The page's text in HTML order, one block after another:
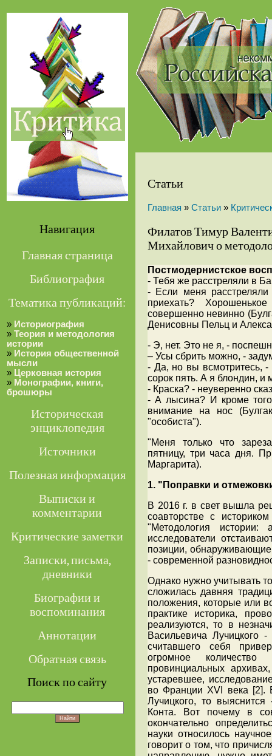
Навигация
Главная страница
Библиография
Тематика публикаций:
» Историография
» Теория и методология
истории
» История общественной
мысли
» Церковная история
» Монографии, книги,
брошюры
Историческая
энциклопедия
Источники
Полезная информация
Выписки и
комментарии
Критические заметки
Записки, письма,
дневники
Биографии и
воспоминания
Аннотации
Обратная связь
Поиск по сайту
Статьи
Главная » Статьи »
Филатов Тимур
Михайлович о
Постмодернистское
- Тебя же расстреляли в
- Если меня
приехать?
совершенно невинно
Денисовны Пельц и
- Э, нет. Это не я, -
– Усы сбрить можно, -
- Да, но вы всмотритесь, -
сорок пять. А я блондин, и
- Краска? - неуверенно
- А лысина? И кроме
внимание на нос
"особиста").
"Меня только что
пятницу, три часа дня.
Маргарита).
1. "Поправки и
В 2016 г. в свет вышла
соавторстве с
"Методология истории:
исследователи
позиции,
- современной
Однако нужно учитывать
сложилась давняя
положения, которые или
практике историка,
реализуются, то в
Васильевича Лучицкого
считавшего себя
огромное
провинциальных
устаревшее,
во Франции XVI века [2].
Лучицкого, то
Конта. Вот почему в
окончательно
науки относилось
говорит о том, что